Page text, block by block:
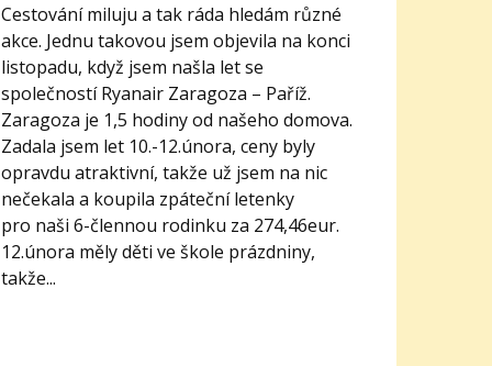
Cestování miluju a tak ráda hledám různé
akce. Jednu takovou jsem objevila na konci
listopadu, když jsem našla let se
společností Ryanair Zaragoza – Paříž.
Zaragoza je 1,5 hodiny od našeho domova.
Zadala jsem let 10.-12.února, ceny byly
opravdu atraktivní, takže už jsem na nic
nečekala a koupila zpáteční letenky
pro naši 6-člennou rodinku za 274,46eur.
12.února měly děti ve škole prázdniny,
takže...